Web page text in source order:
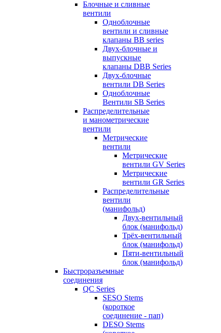
Блочные и сливные
вентили
Одноблочные
вентили и сливные
клапаны BB series
Двух-блочные и
выпускные
клапаны DBB Series
Двух-блочные
вентили DB Series
Одноблочные
Вентили SB Series
Распределительные
и манометрические
вентили
Метрические
вентили
Метрические
вентили GV Series
Метрические
вентили GR Series
Распределительные
вентили
(манифольд)
Двух-вентильный
блок (манифольд)
Трёх-вентильный
блок (манифольд)
Пяти-вентильный
блок (манифольд)
Быстроразъемные
соединения
QC Series
SESO Stems
(короткое
соединение - пап)
DESO Stems